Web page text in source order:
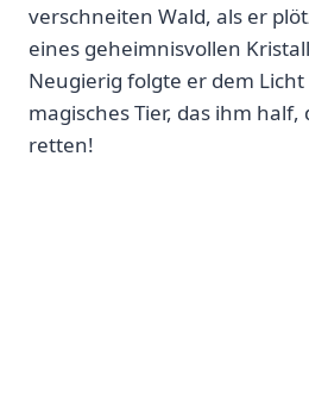
verschneiten Wald, als er
eines geheimnisvollen
Neugierig folgte er dem
magisches Tier, das ihm
retten!